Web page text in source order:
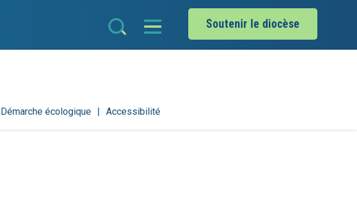
Soutenir le diocèse
Démarche écologique Accessibilité